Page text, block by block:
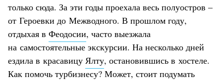
только сюда. За эти годы проехала весь полуостров –
от Героевки до Межводного. В прошлом году,
отдыхая в Феодосии, часто выезжала
на самостоятельные экскурсии. На несколько дней
ездила в красавицу Ялту, остановившись в хостеле.
Как помочь турбизнесу? Может, стоит подумать